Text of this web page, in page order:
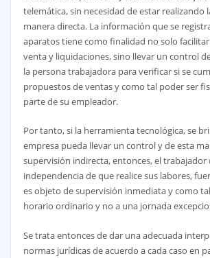
telemática, sin necesidad de estar realizando
manera directa. La información que se
aparatos tiene como finalidad no solo
venta y liquidaciones, sino llevar un control
la persona trabajadora para verificar si se
propuestos de ventas y como tal poder ser
parte de su empleador.
Por tanto, si la herramienta tecnológica, se
empresa pueda llevar un control y de esta
supervisión indirecta, entonces, el trabajador
independencia de que realice sus labores,
es objeto de supervisión inmediata y como
horario ordinario y no a una jornada
Se trata entonces de dar una adecuada
normas jurídicas de acuerdo a cada caso en